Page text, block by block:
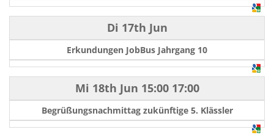
Di 17th Jun
Erkundungen JobBus Jahrgang 10
Mi 18th Jun 15:00 17:00
Begrüßungsnachmittag zukünftige 5. Klässler